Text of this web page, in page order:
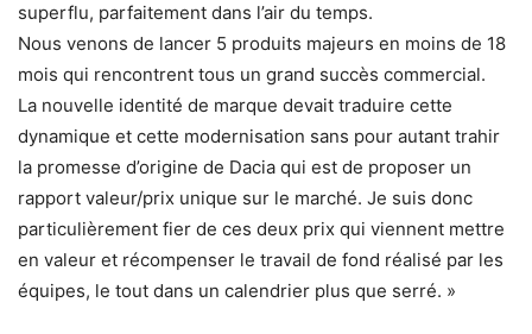
superflu, parfaitement dans l’air du temps.
Nous venons de lancer 5 produits majeurs en moins de 18
mois qui rencontrent tous un grand succès commercial.
La nouvelle identité de marque devait traduire cette
dynamique et cette modernisation sans pour autant trahir
la promesse d’origine de Dacia qui est de proposer un
rapport valeur/prix unique sur le marché. Je suis donc
particulièrement fier de ces deux prix qui viennent mettre
en valeur et récompenser le travail de fond réalisé par les
équipes, le tout dans un calendrier plus que serré. »